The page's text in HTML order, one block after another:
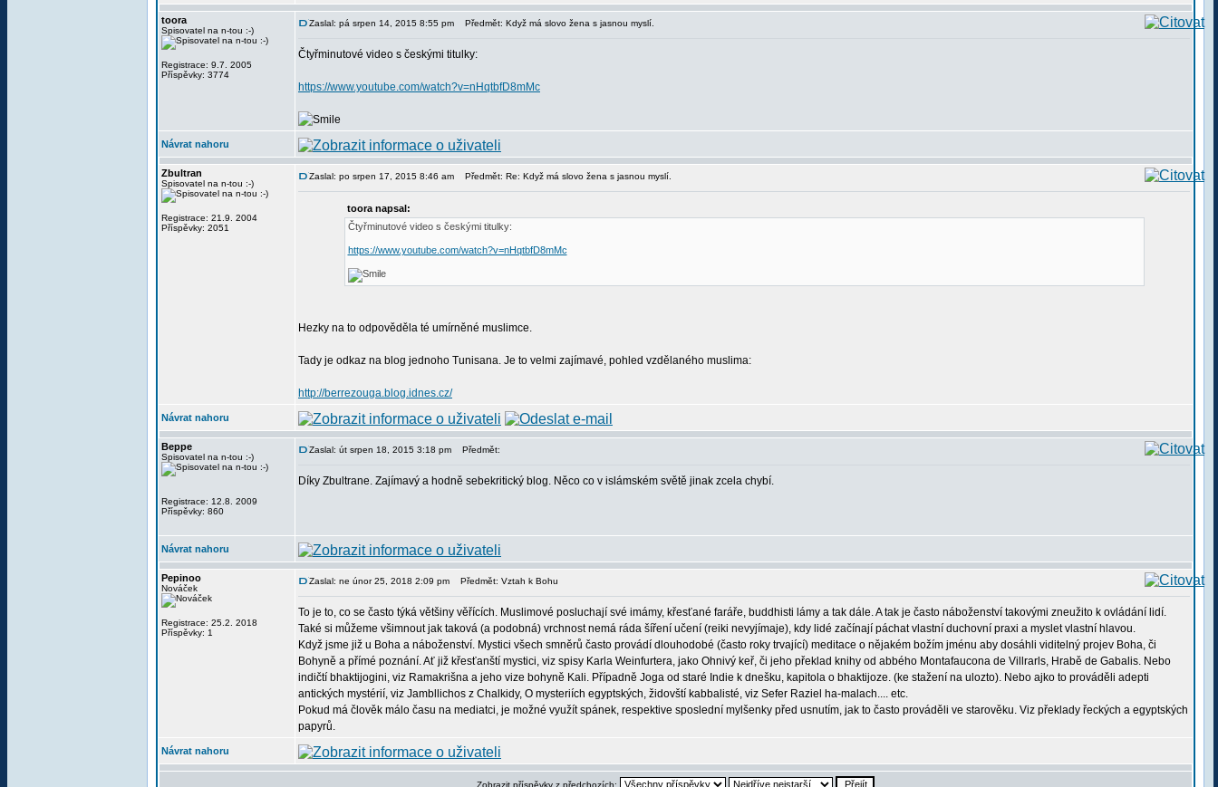
toora
Spisovatel na n-tou :-)
Registrace: 9.7. 2005
Příspěvky: 3774
Zaslal: pá srpen 14, 2015 8:55 pm Předmět: Když má slovo žena s jasnou myslí.
Čtyřminutové video s českými titulky:
https://www.youtube.com/watch?v=nHqtbfD8mMc
Návrat nahoru
Zbultran
Spisovatel na n-tou :-)
Registrace: 21.9. 2004
Příspěvky: 2051
Zaslal: po srpen 17, 2015 8:46 am Předmět: Re: Když má slovo žena s jasnou myslí.
toora napsal:
Čtyřminutové video s českými titulky:
https://www.youtube.com/watch?v=nHqtbfD8mMc
Hezky na to odpověděla té umírněné muslimce.
Tady je odkaz na blog jednoho Tunisana. Je to velmi zajímavé, pohled vzdělaného muslima:
http://berrezouga.blog.idnes.cz/
Návrat nahoru
Beppe
Spisovatel na n-tou :-)
Registrace: 12.8. 2009
Příspěvky: 860
Zaslal: út srpen 18, 2015 3:18 pm Předmět:
Díky Zbultrane. Zajímavý a hodně sebekritický blog. Něco co v islámském světě jinak zcela chybí.
Návrat nahoru
Pepinoo
Nováček
Registrace: 25.2. 2018
Příspěvky: 1
Zaslal: ne únor 25, 2018 2:09 pm Předmět: Vztah k Bohu
To je to, co se často týká většiny věřících. Muslimové posluchají své imámy, křesťané faráře, buddhisti lámy a tak dále. A tak je často náboženství takovými zneužito k ovládání lidí.
Také si můžeme všimnout jak taková (a podobná) vrchnost nemá ráda šíření učení (reiki nevyjímaje), kdy lidé začínají páchat vlastní duchovní praxi a myslet vlastní hlavou.
Když jsme již u Boha a náboženství. Mystici všech smněrů často provádí dlouhodobé (často roky trvající) meditace o nějakém božím jménu aby dosáhli viditelný projev Boha, či
Bohyně a přímé poznání. Ať již křesťanští mystici, viz spisy Karla Weinfurtera, jako Ohnivý keř, či jeho překlad knihy od abbého Montafaucona de Villrarls, Hrabě de Gabalis. Nebo
indičtí bhaktijogini, viz Ramakrišna a jeho vize bohyně Kali. Případně Joga od staré Indie k dnešku, kapitola o bhaktijoze. (ke stažení na ulozto). Nebo ajko to prováděli adepti
antických mystérií, viz Jambllichos z Chalkidy, O mysteriích egyptských, židovští kabbalisté, viz Sefer Raziel ha-malach.... etc.
Pokud má člověk málo času na mediatci, je možné využít spánek, respektive sposlední mylšenky před usnutím, jak to často prováděli ve starověku. Viz překlady řeckých a egyptských
papyrů.
Návrat nahoru
Zobrazit příspěvky z předchozích: